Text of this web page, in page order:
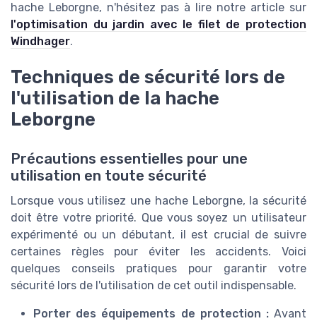
hache Leborgne, n'hésitez pas à lire notre article sur
l'optimisation du jardin avec le filet de protection
Windhager.
Techniques de sécurité lors de
l'utilisation de la hache
Leborgne
Précautions essentielles pour une
utilisation en toute sécurité
Lorsque vous utilisez une hache Leborgne, la sécurité
doit être votre priorité. Que vous soyez un utilisateur
expérimenté ou un débutant, il est crucial de suivre
certaines règles pour éviter les accidents. Voici
quelques conseils pratiques pour garantir votre
sécurité lors de l'utilisation de cet outil indispensable.
Porter des équipements de protection :Avant